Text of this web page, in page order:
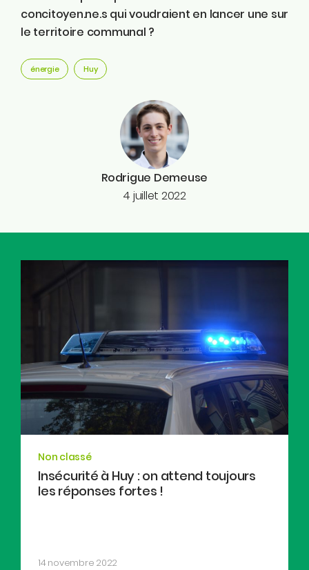
Rodrigue Demeuse
4 juillet 2022
concitoyen.ne.s qui voudraient en lancer une sur
le territoire communal ?
énergie Huy
Non classé
Insécurité à Huy : on attend toujours
les réponses fortes !
14 novembre 2022